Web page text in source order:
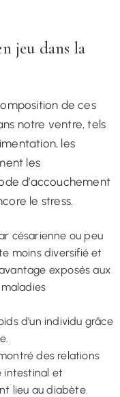
jeu dans la
de ces
notre ventre, tels
les
les
d’accouchement
le stress.
césarienne ou peu
moins diversifié et
exposés aux
d’un individu grâce
des relations
intestinal et
lieu au diabète.